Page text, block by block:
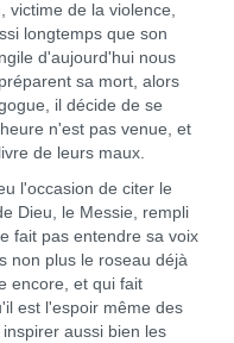
victime de la violence,
longtemps que son
d'aujourd'hui nous
sa mort, alors
il décide de se
n'est pas venue, et
de leurs maux.
de citer le
Dieu, le Messie, rempli
fait pas entendre sa voix
non plus le roseau déjà
encore, et qui fait
est l'espoir même des
aussi bien les